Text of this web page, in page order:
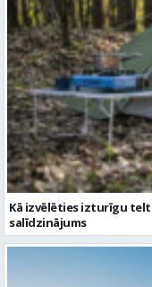
Kā izvēlēties izturīgu
salīdzinājums